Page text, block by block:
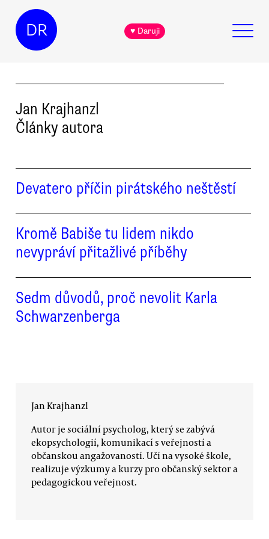
DR ♥ Daruji
Jan Krajhanzl
Články autora
Devatero příčin pirátského neštěstí
Kromě Babiše tu lidem nikdo
nevypráví přitažlivé příběhy
Sedm důvodů, proč nevolit Karla
Schwarzenberga
Jan Krajhanzl
Autor je sociální psycholog, který se zabývá
ekopsychologií, komunikací s veřejností a
občanskou angažovaností. Učí na vysoké škole,
realizuje výzkumy a kurzy pro občanský sektor a
pedagogickou veřejnost.